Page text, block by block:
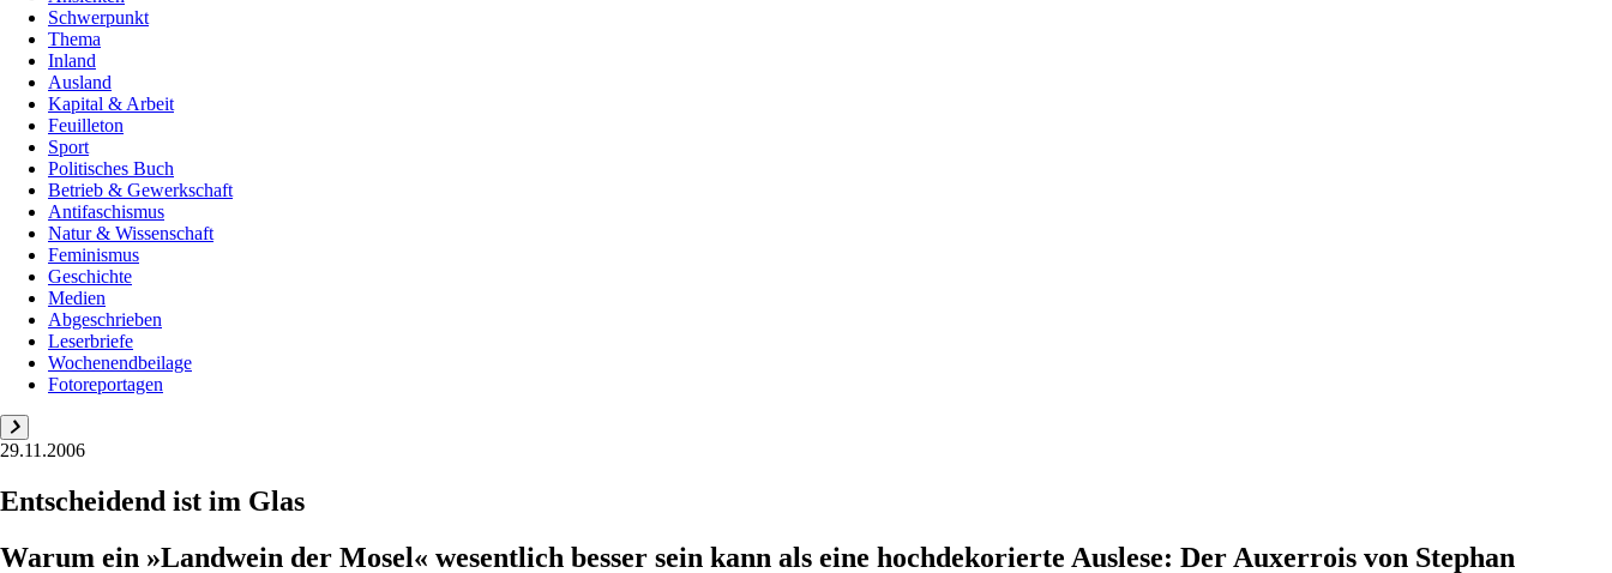
Schwerpunkt
Thema
Inland
Ausland
Kapital & Arbeit
Feuilleton
Sport
Politisches Buch
Betrieb & Gewerkschaft
Antifaschismus
Natur & Wissenschaft
Feminismus
Geschichte
Medien
Abgeschrieben
Leserbriefe
Wochenendbeilage
Fotoreportagen
29.11.2006
Entscheidend ist im Glas
Warum ein »Landwein der Mosel« wesentlich besser sein kann als eine hochdekorierte Auslese: Der Auxerrois von Stephan